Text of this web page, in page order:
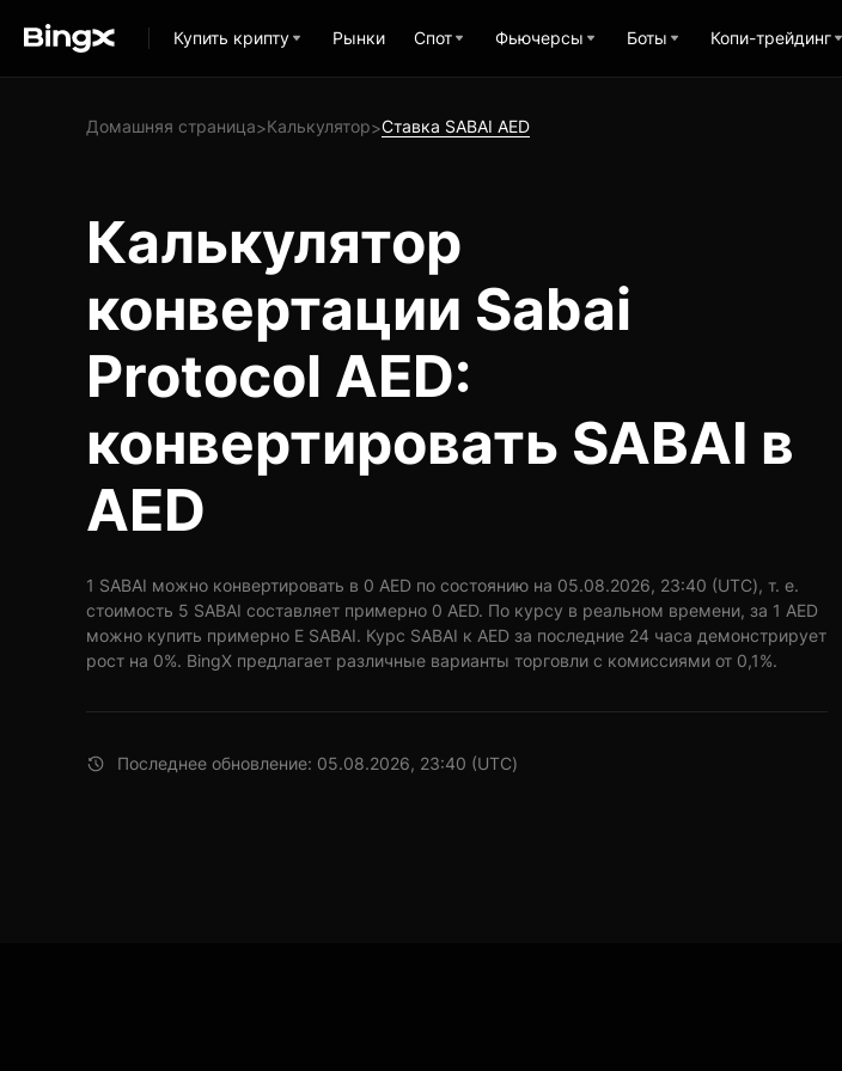
Купить крипту Рынки Спот Фьючерсы Боты Копи-трейдинг
Домашняя страница>Калькулятор>Ставка SABAI AED
Калькулятор
конвертации Sabai
Protocol AED:
конвертировать SABAI в
AED
1 SABAI можно конвертировать в 0 AED по состоянию на 05.08.2026, 23:40 (UTC), т. е.
стоимость 5 SABAI составляет примерно 0 AED. По курсу в реальном времени, за 1 AED
можно купить примерно E SABAI. Курс SABAI к AED за последние 24 часа демонстрирует
рост на 0%. BingX предлагает различные варианты торговли с комиссиями от 0,1%.
Последнее обновление: 05.08.2026, 23:40 (UTC)